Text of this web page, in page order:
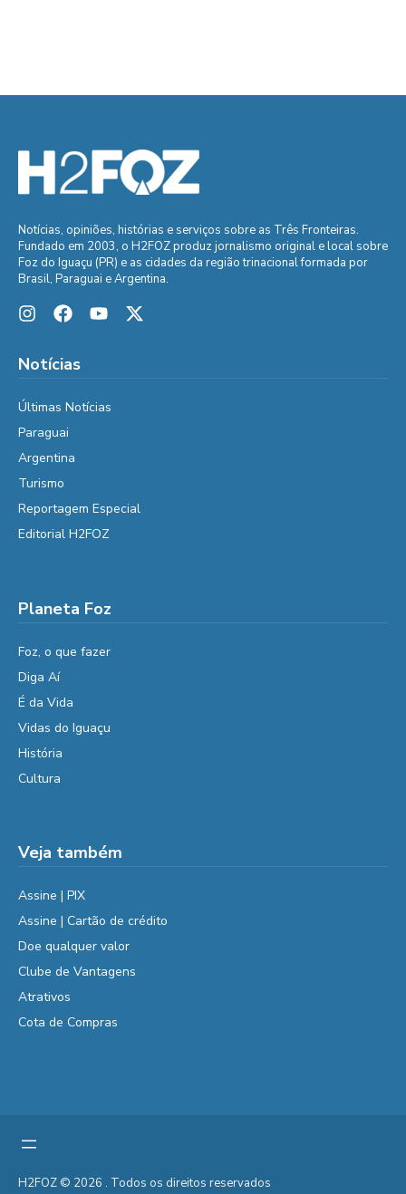
Notícias, opiniões, histórias e serviços sobre as Três Fronteiras.
Fundado em 2003, o H2FOZ produz jornalismo original e local sobre
Foz do Iguaçu (PR) e as cidades da região trinacional formada por
Brasil, Paraguai e Argentina.
Notícias
Últimas Notícias
Paraguai
Argentina
Turismo
Reportagem Especial
Editorial H2FOZ
Planeta Foz
Foz, o que fazer
Diga Aí
É da Vida
Vidas do Iguaçu
História
Cultura
Veja também
Assine | PIX
Assine | Cartão de crédito
Doe qualquer valor
Clube de Vantagens
Atrativos
Cota de Compras
H2FOZ © 2026 . Todos os direitos reservados